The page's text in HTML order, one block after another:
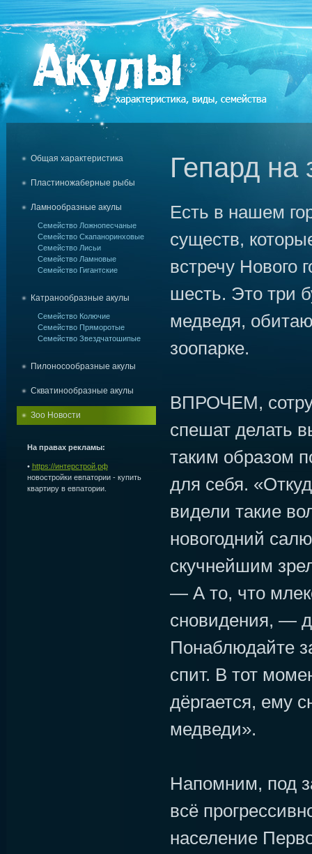
Общая характеристика
Пластиножаберные рыбы
Ламнообразные акулы
Семейство Ложнопесчаные
Семейство Скапаноринховые
Семейство Лисьи
Семейство Ламновые
Семейство Гигантские
Катранообразные акулы
Семейство Колючие
Семейство Пряморотые
Семейство Звездчатошипые
Пилоносообразные акулы
Скватинообразные акулы
Зоо Новости
На правах рекламы:
• https://интерстрой.рф
новостройки евпатории - купить
квартиру в евпатории.
Гепард на
Есть в нашем
существ,
встречу Нового
шесть. Это три
медведя,
зоопарке.
ВПРОЧЕМ,
спешат делать
таким образом
для себя.
видели такие
новогодний
скучнейшим
— А то, что
сновидения, —
Понаблюдайте
спит. В тот
дёргается, ему
медведи».
Напомним, под
всё
население